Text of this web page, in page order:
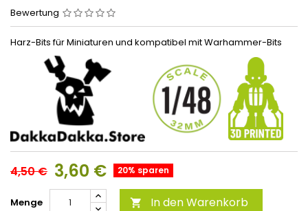
Bewertung
Harz-Bits für Miniaturen und kompatibel mit Warhammer-Bits
4,50 € 3,60 € 20% sparen
Menge  In den Warenkorb